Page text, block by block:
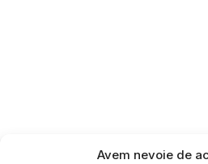
Avem nevoie de